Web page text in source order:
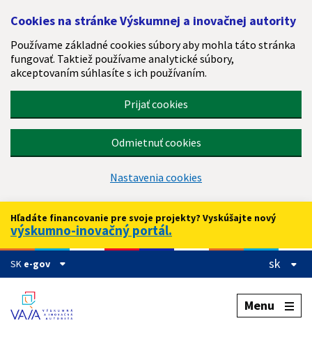
Preskočiť na hlavný obsah
Cookies na stránke Výskumnej a inovačnej autority
Používame základné cookies súbory aby mohla táto stránka
fungovať. Taktiež používame analytické súbory,
akceptovaním súhlasíte s ich používaním.
Prijať cookies
Odmietnuť cookies
Nastavenia cookies
Hľadáte financovanie pre svoje projekty? Vyskúšajte nový
výskumno-inovačný portál.
SK e-gov sk
Menu